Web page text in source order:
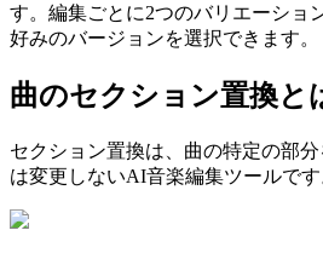
す。編集ごとに2つのバリエーショ
好みのバージョンを選択できます。
曲のセクション置換と
セクション置換は、曲の特定の部
は変更しないAI音楽編集ツールです